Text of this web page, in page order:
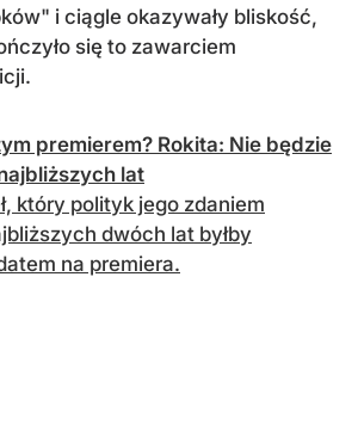
i ciągle okazywały bliskość,
się to zawarciem
premierem? Rokita: Nie będzie
lat
który polityk jego zdaniem
dwóch lat byłby
na premiera.